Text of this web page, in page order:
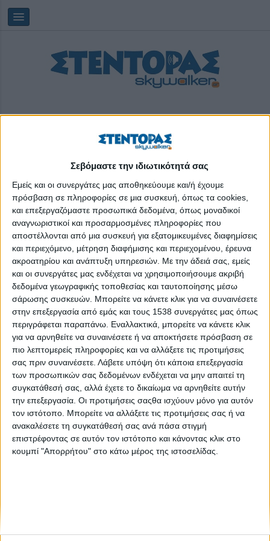
Σεβόμαστε την ιδιωτικότητά σας
Εμείς και οι συνεργάτες μας αποθηκεύουμε και/ή έχουμε
πρόσβαση σε πληροφορίες σε μια συσκευή, όπως τα cookies,
και επεξεργαζόμαστε προσωπικά δεδομένα, όπως μοναδικοί
αναγνωριστικοί και προσαρμοσμένες πληροφορίες που
αποστέλλονται από μια συσκευή για εξατομικευμένες διαφημίσεις
και περιεχόμενο, μέτρηση διαφήμισης και περιεχομένου, έρευνα
ακροατηρίου και ανάπτυξη υπηρεσιών. Με την άδειά σας, εμείς
και οι συνεργάτες μας ενδέχεται να χρησιμοποιήσουμε ακριβή
δεδομένα γεωγραφικής τοποθεσίας και ταυτοποίησης μέσω
σάρωσης συσκευών. Μπορείτε να κάνετε κλικ για να συναινέσετε
στην επεξεργασία από εμάς και τους 1538 συνεργάτες μας όπως
περιγράφεται παραπάνω. Εναλλακτικά, μπορείτε να κάνετε κλικ
για να αρνηθείτε να συναινέσετε ή να αποκτήσετε πρόσβαση σε
πιο λεπτομερείς πληροφορίες και να αλλάξετε τις προτιμήσεις
σας πριν συναινέσετε. Λάβετε υπόψη ότι κάποια επεξεργασία
των προσωπικών σας δεδομένων ενδέχεται να μην απαιτεί τη
συγκατάθεσή σας, αλλά έχετε το δικαίωμα να αρνηθείτε αυτήν
την επεξεργασία. Οι προτιμήσεις σαςθα ισχύουν μόνο για αυτόν
τον ιστότοπο. Μπορείτε να αλλάξετε τις προτιμήσεις σας ή να
ανακαλέσετε τη συγκατάθεσή σας ανά πάσα στιγμή
επιστρέφοντας σε αυτόν τον ιστότοπο και κάνοντας κλικ στο
κουμπί "Απορρήτου" στο κάτω μέρος της ιστοσελίδας.
πρεβιοτικά
Ασθένεια και διατροφή (μέρος 2ο)
Μικρόβιωμα του Εντέρου και Διατροφή τους
Καλοκαιρινούς Μήνες: Ο Απόλυτος Σύμμαχος της Υγείας
None feed